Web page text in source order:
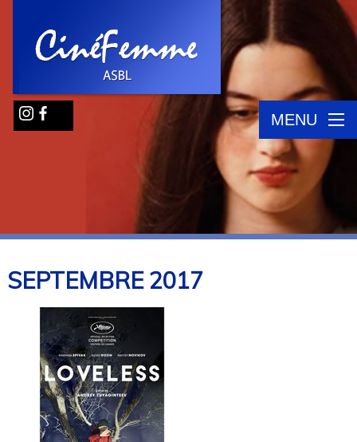
MENU
SEPTEMBRE2017